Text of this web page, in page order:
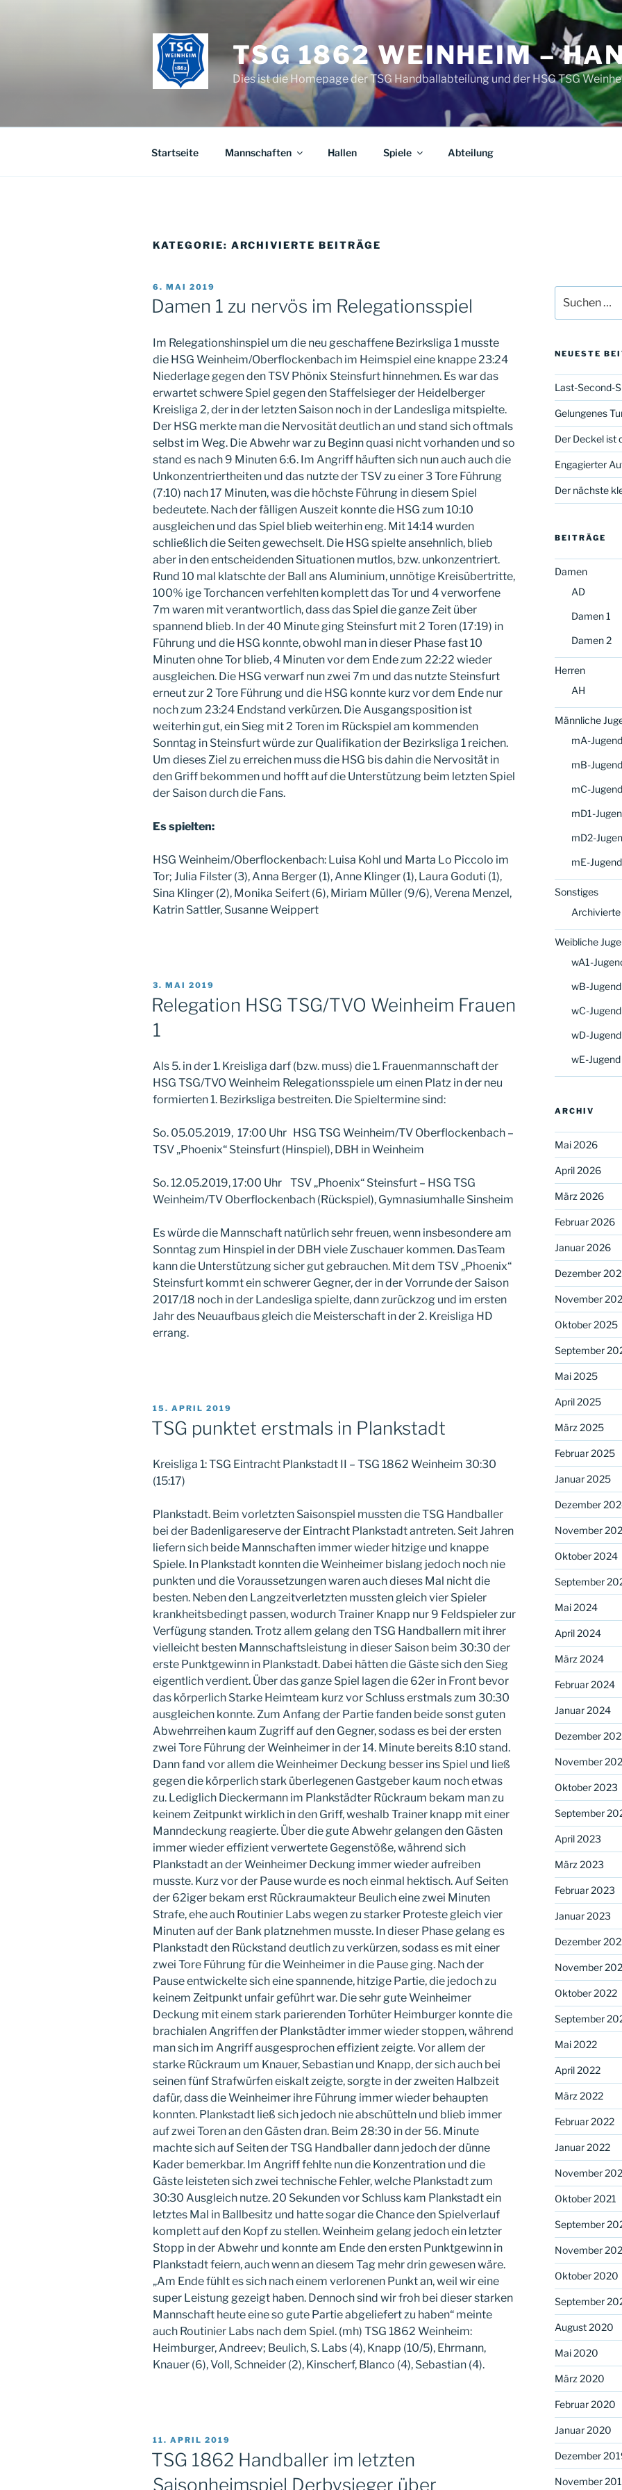
TSG 1862 WEINHEIM –
Dies ist die Homepage der TSG Handballabteilung und der HSG TSG
Startseite Mannschaften Hallen Spiele Abteilung
KATEGORIE: ARCHIVIERTE BEITRÄGE
VERÖFFENTLICHT
AM
6. MAI 2019
Damen 1 zu nervös im Relegationsspiel
Im Relegationshinspiel um die neu geschaffene Bezirksliga 1 musste
die HSG Weinheim/Oberflockenbach im Heimspiel eine knappe 23:24
Niederlage gegen den TSV Phönix Steinsfurt hinnehmen. Es war das
erwartet schwere Spiel gegen den Staffelsieger der Heidelberger
Kreisliga 2, der in der letzten Saison noch in der Landesliga mitspielte.
Der HSG merkte man die Nervosität deutlich an und stand sich oftmals
selbst im Weg. Die Abwehr war zu Beginn quasi nicht vorhanden und so
stand es nach 9 Minuten 6:6. Im Angriff häuften sich nun auch auch die
Unkonzentriertheiten und das nutzte der TSV zu einer 3 Tore Führung
(7:10) nach 17 Minuten, was die höchste Führung in diesem Spiel
bedeutete. Nach der fälligen Auszeit konnte die HSG zum 10:10
ausgleichen und das Spiel blieb weiterhin eng. Mit 14:14 wurden
schließlich die Seiten gewechselt. Die HSG spielte ansehnlich, blieb
aber in den entscheidenden Situationen mutlos, bzw. unkonzentriert.
Rund 10 mal klatschte der Ball ans Aluminium, unnötige Kreisübertritte,
100% ige Torchancen verfehlten komplett das Tor und 4 verworfene
7m waren mit verantwortlich, dass das Spiel die ganze Zeit über
spannend blieb. In der 40 Minute ging Steinsfurt mit 2 Toren (17:19) in
Führung und die HSG konnte, obwohl man in dieser Phase fast 10
Minuten ohne Tor blieb, 4 Minuten vor dem Ende zum 22:22 wieder
ausgleichen. Die HSG verwarf nun zwei 7m und das nutzte Steinsfurt
erneut zur 2 Tore Führung und die HSG konnte kurz vor dem Ende nur
noch zum 23:24 Endstand verkürzen. Die Ausgangsposition ist
weiterhin gut, ein Sieg mit 2 Toren im Rückspiel am kommenden
Sonntag in Steinsfurt würde zur Qualifikation der Bezirksliga 1 reichen.
Um dieses Ziel zu erreichen muss die HSG bis dahin die Nervosität in
den Griff bekommen und hofft auf die Unterstützung beim letzten Spiel
der Saison durch die Fans.
Es spielten:
HSG Weinheim/Oberflockenbach: Luisa Kohl und Marta Lo Piccolo im
Tor; Julia Filster (3), Anna Berger (1), Anne Klinger (1), Laura Goduti (1),
Sina Klinger (2), Monika Seifert (6), Miriam Müller (9/6), Verena Menzel,
Katrin Sattler, Susanne Weippert
VERÖFFENTLICHT
3. MAI 2019
Relegation HSG TSG/TVO Weinheim Frauen
1
Als 5. in der 1. Kreisliga darf (bzw. muss) die 1. Frauenmannschaft der
HSG TSG/TVO Weinheim Relegationsspiele um einen Platz in der neu
formierten 1. Bezirksliga bestreiten. Die Spieltermine sind:
So. 05.05.2019, 17:00 Uhr HSG TSG Weinheim/TV Oberflockenbach –
TSV „Phoenix“ Steinsfurt (Hinspiel), DBH in Weinheim
So. 12.05.2019, 17:00 Uhr TSV „Phoenix“ Steinsfurt – HSG TSG
Weinheim/TV Oberflockenbach (Rückspiel), Gymnasiumhalle Sinsheim
Es würde die Mannschaft natürlich sehr freuen, wenn insbesondere am
Sonntag zum Hinspiel in der DBH viele Zuschauer kommen. DasTeam
kann die Unterstützung sicher gut gebrauchen. Mit dem TSV „Phoenix“
Steinsfurt kommt ein schwerer Gegner, der in der Vorrunde der Saison
2017/18 noch in der Landesliga spielte, dann zurückzog und im ersten
Jahr des Neuaufbaus gleich die Meisterschaft in der 2. Kreisliga HD
errang.
VERÖFFENTLICHT
AM
15. APRIL 2019
TSG punktet erstmals in Plankstadt
Kreisliga 1: TSG Eintracht Plankstadt II – TSG 1862 Weinheim 30:30
(15:17)
Plankstadt. Beim vorletzten Saisonspiel mussten die TSG Handballer
bei der Badenligareserve der Eintracht Plankstadt antreten. Seit Jahren
liefern sich beide Mannschaften immer wieder hitzige und knappe
Spiele. In Plankstadt konnten die Weinheimer bislang jedoch noch nie
punkten und die Voraussetzungen waren auch dieses Mal nicht die
besten. Neben den Langzeitverletzten mussten gleich vier Spieler
krankheitsbedingt passen, wodurch Trainer Knapp nur 9 Feldspieler zur
Verfügung standen. Trotz allem gelang den TSG Handballern mit ihrer
vielleicht besten Mannschaftsleistung in dieser Saison beim 30:30 der
erste Punktgewinn in Plankstadt. Dabei hätten die Gäste sich den Sieg
eigentlich verdient. Über das ganze Spiel lagen die 62er in Front bevor
das körperlich Starke Heimteam kurz vor Schluss erstmals zum 30:30
ausgleichen konnte. Zum Anfang der Partie fanden beide sonst guten
Abwehrreihen kaum Zugriff auf den Gegner, sodass es bei der ersten
zwei Tore Führung der Weinheimer in der 14. Minute bereits 8:10 stand.
Dann fand vor allem die Weinheimer Deckung besser ins Spiel und ließ
gegen die körperlich stark überlegenen Gastgeber kaum noch etwas
zu. Lediglich Dieckermann im Plankstädter Rückraum bekam man zu
keinem Zeitpunkt wirklich in den Griff, weshalb Trainer knapp mit einer
Manndeckung reagierte. Über die gute Abwehr gelangen den Gästen
immer wieder effizient verwertete Gegenstöße, während sich
Plankstadt an der Weinheimer Deckung immer wieder aufreiben
musste. Kurz vor der Pause wurde es noch einmal hektisch. Auf Seiten
der 62iger bekam erst Rückraumakteur Beulich eine zwei Minuten
Strafe, ehe auch Routinier Labs wegen zu starker Proteste gleich vier
Minuten auf der Bank platznehmen musste. In dieser Phase gelang es
Plankstadt den Rückstand deutlich zu verkürzen, sodass es mit einer
zwei Tore Führung für die Weinheimer in die Pause ging. Nach der
Pause entwickelte sich eine spannende, hitzige Partie, die jedoch zu
keinem Zeitpunkt unfair geführt war. Die sehr gute Weinheimer
Deckung mit einem stark parierenden Torhüter Heimburger konnte die
brachialen Angriffen der Plankstädter immer wieder stoppen, während
man sich im Angriff ausgesprochen effizient zeigte. Vor allem der
starke Rückraum um Knauer, Sebastian und Knapp, der sich auch bei
seinen fünf Strafwürfen eiskalt zeigte, sorgte in der zweiten Halbzeit
dafür, dass die Weinheimer ihre Führung immer wieder behaupten
konnten. Plankstadt ließ sich jedoch nie abschütteln und blieb immer
auf zwei Toren an den Gästen dran. Beim 28:30 in der 56. Minute
machte sich auf Seiten der TSG Handballer dann jedoch der dünne
Kader bemerkbar. Im Angriff fehlte nun die Konzentration und die
Gäste leisteten sich zwei technische Fehler, welche Plankstadt zum
30:30 Ausgleich nutze. 20 Sekunden vor Schluss kam Plankstadt ein
letztes Mal in Ballbesitz und hatte sogar die Chance den Spielverlauf
komplett auf den Kopf zu stellen. Weinheim gelang jedoch ein letzter
Stopp in der Abwehr und konnte am Ende den ersten Punktgewinn in
Plankstadt feiern, auch wenn an diesem Tag mehr drin gewesen wäre.
„Am Ende fühlt es sich nach einem verlorenen Punkt an, weil wir eine
super Leistung gezeigt haben. Dennoch sind wir froh bei dieser starken
Mannschaft heute eine so gute Partie abgeliefert zu haben“ meinte
auch Routinier Labs nach dem Spiel. (mh) TSG 1862 Weinheim:
Heimburger, Andreev; Beulich, S. Labs (4), Knapp (10/5), Ehrmann,
Knauer (6), Voll, Schneider (2), Kinscherf, Blanco (4), Sebastian (4).
VERÖFFENTLICHT
AM
11. APRIL 2019
TSG 1862 Handballer im letzten
Saisonheimspiel Derbysieger über
nach:
NEUESTE
Last-Second-
Gelungenes
Der Deckel ist
Engagierter
Der nächste
BEITRÄGE
Damen
AD
Damen 1
Damen 2
Herren
AH
Männliche
mA-Jugend
mB-Jugend
mC-Jugend
mD1-
mD2-
mE-Jugend
Sonstiges
Weibliche
wA1-
wB-Jugend
wC-Jugend
wD-Jugend
wE-Jugend
ARCHIV
Mai 2026
April 2026
März 2026
Februar 2026
Januar 2026
Dezember
November
Oktober 2025
September
Mai 2025
April 2025
März 2025
Februar 2025
Januar 2025
Dezember
November
Oktober 2024
September
Mai 2024
April 2024
März 2024
Februar 2024
Januar 2024
Dezember
November
Oktober 2023
September
April 2023
März 2023
Februar 2023
Januar 2023
Dezember
November
Oktober 2022
September
Mai 2022
April 2022
März 2022
Februar 2022
Januar 2022
November
Oktober 2021
September
November
Oktober 2020
September
August 2020
Mai 2020
März 2020
Februar 2020
Januar 2020
Dezember
November